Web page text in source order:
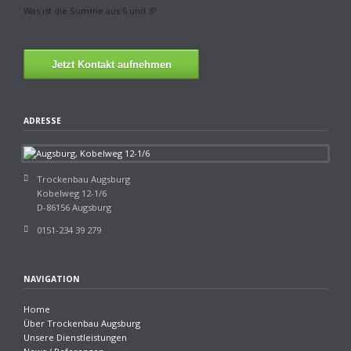
Was ist die Summe aus 6 und 3?
Jetzt Kontakt aufnehmen
ADRESSE
Trockenbau Augsburg
Kobelweg 12-1/6
D-86156 Augsburg
0151-234 39 279
NAVIGATION
Home
Über Trockenbau Augsburg
Unsere Dienstleistungen